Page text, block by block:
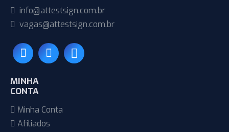
info@attestsign.com.br
vagas@attestsign.com.br
MINHA
CONTA
Minha Conta
Afiliados